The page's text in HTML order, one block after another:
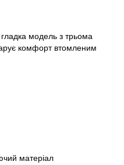
модель з трьома
комфорт втомленим
матеріал